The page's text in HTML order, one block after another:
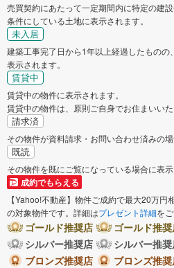
売買契約にあたって一定期間内に特定の建
条件にしている土地に表示されます。
未入居
建築工事完了日から1年以上経過したもの
表示されます。
賃貸中
賃貸中の物件に表示されます。
賃貸中の物件は、原則ご自身でお住まいいた
請求済
その物件が資料請求・お問い合わせ済みの場
既読
その物件を既にご覧になっている場合に表示
成約でもらえる
【Yahoo!不動産】物件ご成約で最大20万円
の対象物件です。詳細はプレゼント詳細を
ゴールド推奨店
ゴールド推
シルバー推奨店
シルバー推
ブロンズ推奨店
ブロンズ推